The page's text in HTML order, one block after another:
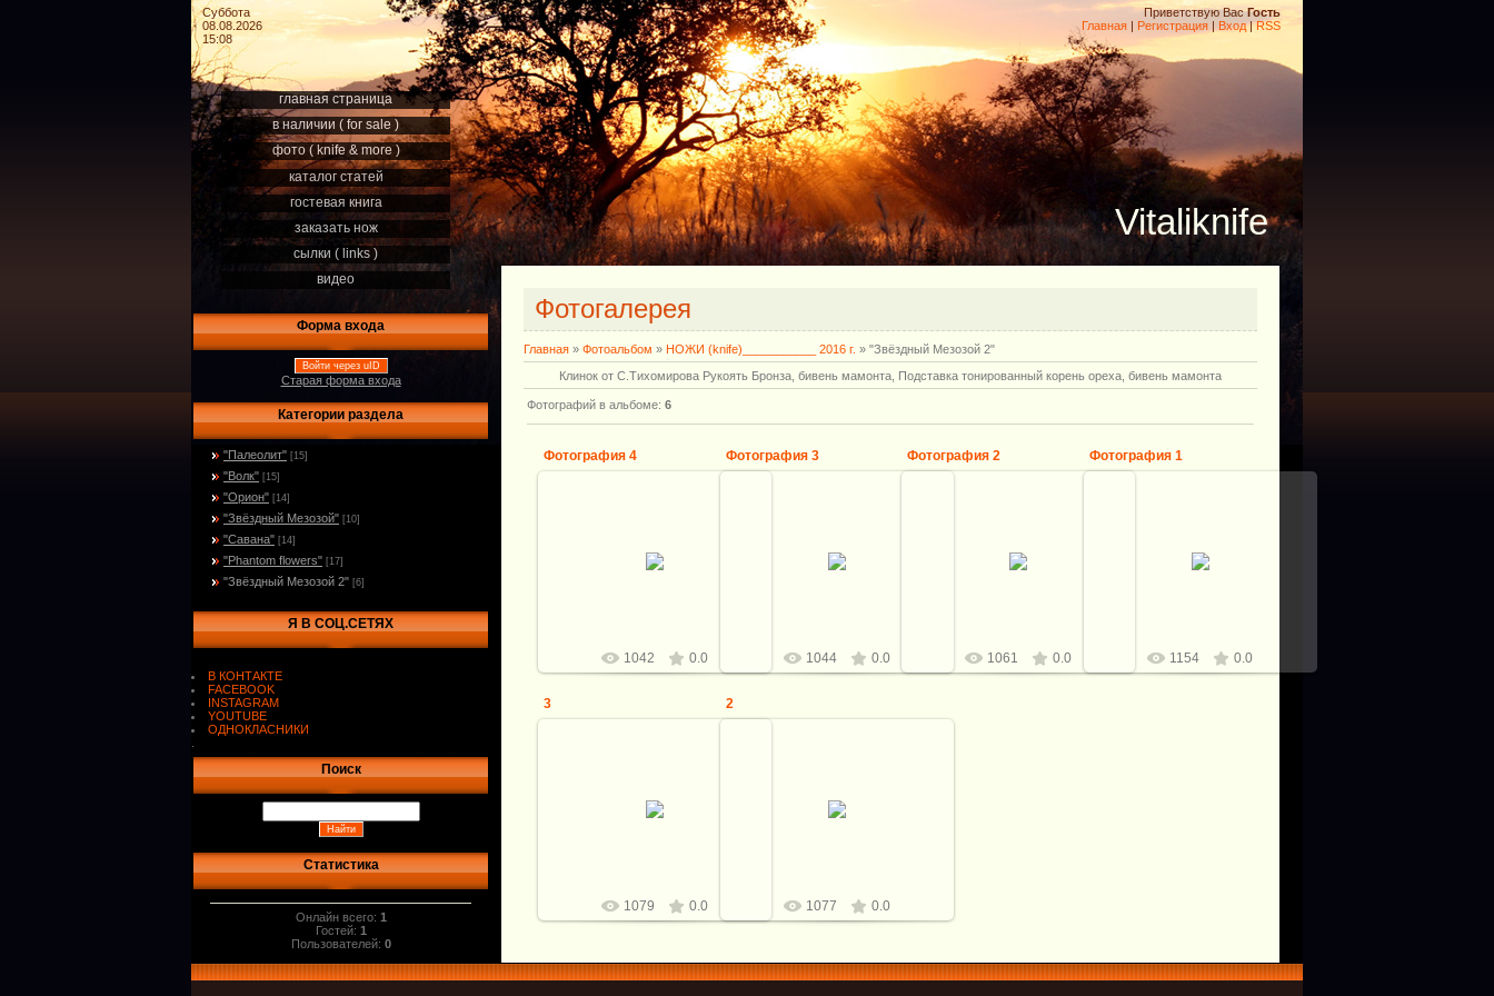
Суббота
08.08.2026
15:08
Приветствую Вас Гость
Главная | Регистрация | Вход|RSS
главная страница
в наличии ( for sale )
фото ( knife & more )
каталог статей
гостевая книга
заказать нож
сылки ( links )
видео
Форма входа
Войти через uID
Старая форма входа
Категории раздела
"Палеолит" [15]
"Волк" [15]
"Орион" [14]
"Звёздный Мезозой" [10]
"Савана" [14]
"Phantom flowers" [17]
"Звёздный Мезозой 2" [6]
Я В СОЦ.СЕТЯХ
В КОНТАКТЕ
FACEBOOK
INSTAGRAM
YOUTUBE
ОДНОКЛАСНИКИ
Поиск
Статистика
Онлайн всего: 1
Гостей: 1
Пользователей: 0
Vitaliknife
Фотогалерея
Главная » Фотоальбом » НОЖИ (knife)___________ 2016 г. » "Звёздный Мезозой 2"
Клинок от С.Тихомирова Рукоять Бронза, бивень мамонта, Подставка тонированный корень ореха, бивень мамонта
Фотографий в альбоме: 6
Фотография 4
Рукоять Бронза, бивень мамонта,
Подставка тонированный корень
1042 0.0
Фотография 3
Рукоять Бронза, бивень мамонта,
Подставка тонированный корень
1044 0.0
Фотография 2
Рукоять Бронза, бивень мамонта,
Подставка тонированный корень
1061 0.0
Фотография 1
Рукоять Бронза, бивень мамонта,
Подставка тонированный корень
1154 0.0
3
Рукоять Бронза, бивень мамонта,
Подставка тонированный корень
1079 0.0
2
Рукоять Бронза, бивень мамонта,
Подставка тонированный корень
1077 0.0